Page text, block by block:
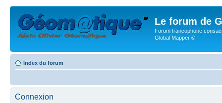
Le forum de
Forum francophone
Global Mapper ©
Index du forum
Connexion